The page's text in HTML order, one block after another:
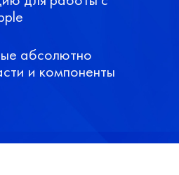
абсолютно
и компоненты